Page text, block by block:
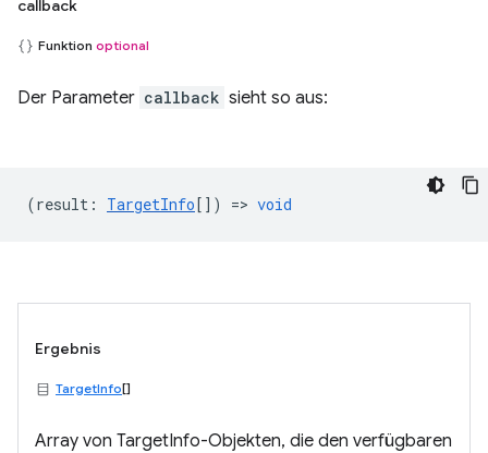
callback
Funktion optional
Der Parameter callback sieht so aus:
(result : TargetInfo[]) => void
Ergebnis
TargetInfo[]
Array von TargetInfo-Objekten, die den verfügbaren